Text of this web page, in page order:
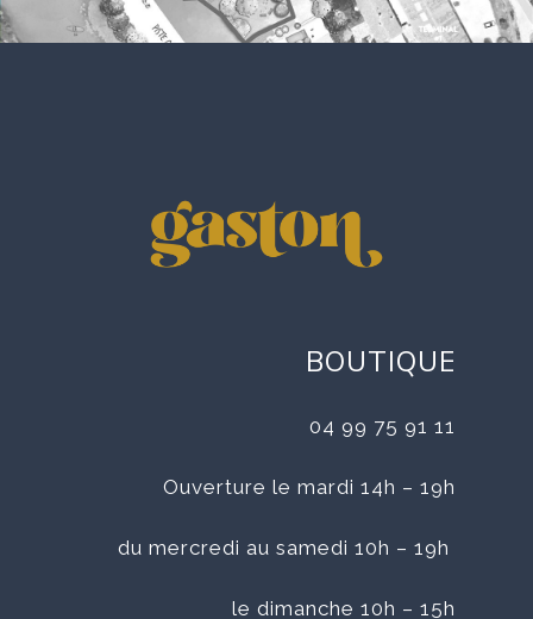
BOUTIQUE
04 99 75 91 11
Ouverture le mardi 14h – 19h
du mercredi au samedi 10h – 19h
le dimanche 10h – 15h